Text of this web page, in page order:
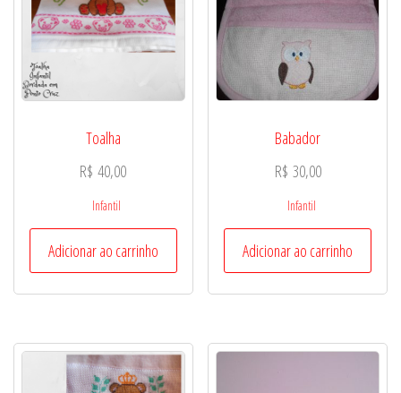
Toalha
R$ 40,00
Infantil
Adicionar ao carrinho
Babador
R$ 30,00
Infantil
Adicionar ao carrinho